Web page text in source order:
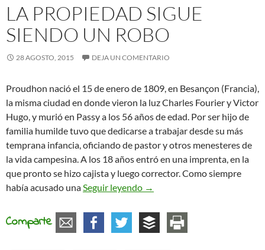
LA PROPIEDAD SIGUE
SIENDO UN ROBO
28 AGOSTO, 2015 DEJA UN COMENTARIO
Proudhon nació el 15 de enero de 1809, en Besançon (Francia),
la misma ciudad en donde vieron la luz Charles Fourier y Victor
Hugo, y murió en Passy a los 56 años de edad. Por ser hijo de
familia humilde tuvo que dedicarse a trabajar desde su más
temprana infancia, oficiando de pastor y otros menesteres de
la vida campesina. A los 18 años entró en una imprenta, en la
que pronto se hizo cajista y luego corrector. Como siempre
había acusado una Seguir leyendo La propiedad sigue siendo
→
Comparte